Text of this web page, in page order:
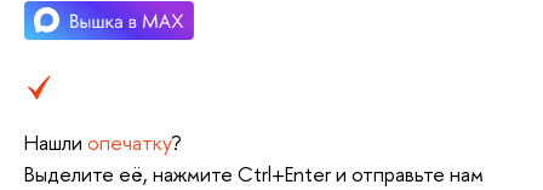
Нашли опечатку?
Выделите её, нажмите Ctrl+Enter и отправьте нам